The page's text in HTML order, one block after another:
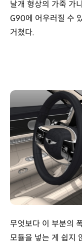
날개 형상의 가죽 가
G90에 어우러질 수
거쳤다.
무엇보다 이 부분의
모듈을 넣는 게 쉽지
롱휠베이스
배경으로
있는
이한철
책임연구원과
박담
책임연구원과
천세복
책임연구원과
연구원의